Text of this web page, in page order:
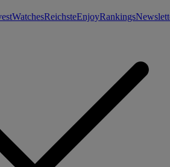
WatchesReichsteEnjoyRankings